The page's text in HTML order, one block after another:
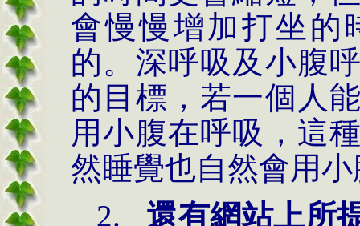
會慢慢增加打坐的
的。深呼吸及小腹
的目標，若一個人
用小腹在呼吸，這
然睡覺也自然會用
2.
還有網站上所